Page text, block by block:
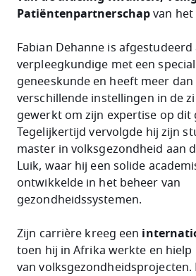
Patiëntenpartnerschap van het
Fabian Dehanne is afgestudeerd
verpleegkundige met een
geneeskunde en heeft meer dan
verschillende instellingen in de
gewerkt om zijn expertise op dit
Tegelijkertijd vervolgde hij zijn
master in volksgezondheid aan
Luik, waar hij een solide
ontwikkelde in het beheer van
gezondheidssystemen.
Zijn carrière kreeg een
toen hij in Afrika werkte en hielp
van volksgezondheidsprojecten.